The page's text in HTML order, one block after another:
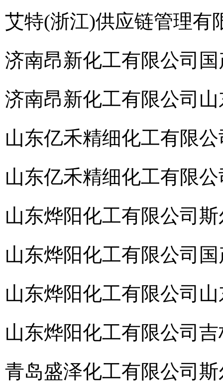
艾特(浙江)供应链管理有
济南昂新化工有限公司
济南昂新化工有限公司
山东亿禾精细化工有限公
山东亿禾精细化工有限公
山东烨阳化工有限公司
山东烨阳化工有限公司
山东烨阳化工有限公司
山东烨阳化工有限公司 吉
青岛盛泽化工有限公司